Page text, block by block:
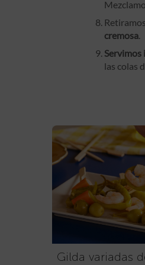
cremosa.
las colas
Gilda variadas